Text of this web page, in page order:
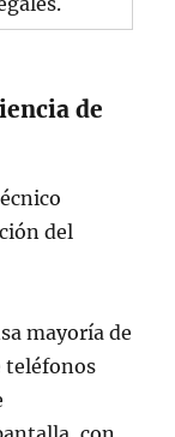
de
del
mayoría de
teléfonos